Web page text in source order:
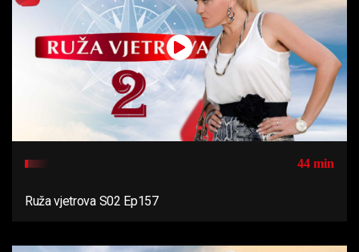
44 min
Ruža vjetrova S02 Ep157